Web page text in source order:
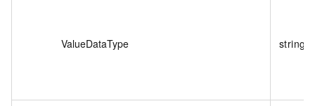
ValueDataType string